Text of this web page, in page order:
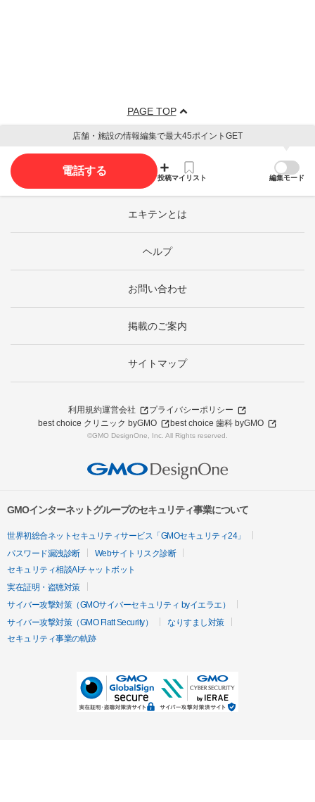
PAGE TOP
店舗・施設の情報編集で最大45ポイントGET
電話する
投稿マイリスト 編集モード
エキテンとは
ヘルプ
お問い合わせ
掲載のご案内
サイトマップ
利用規約運営会社
プライバシーポリシー
best choice クリニック byGMO
best choice 歯科 byGMO
©GMO DesignOne, Inc. All Rights reserved.
GMOインターネットグループのセキュリティ事業について
世界初総合ネットセキュリティサービス「GMOセキュリティ24」
パスワード漏洩診断
Webサイトリスク診断
セキュリティ相談AIチャットボット
実在証明・盗聴対策
サイバー攻撃対策（GMOサイバーセキュリティ byイエラエ）
サイバー攻撃対策（GMO Flatt Security）
なりすまし対策
セキュリティ事業の軌跡